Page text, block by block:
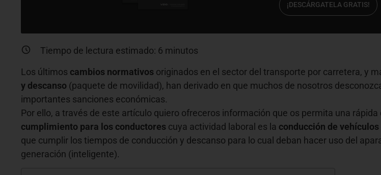
¡DESCÁRGATELA GRATIS!
Tiempo de lectura estimado: 6 minutos
Los últimos cambios normativos originados en el sector del transporte por carretera, y
y descanso (paquete de movilidad), han derivado en que muchos de nosotros
importantes sanciones económicas.
Por ello, a través de este artículo quiero ofreceros información que os permita una
cumplimiento para los conductores cuya actividad laboral es la conducción de
que cumplir los tiempos de conducción y descanso para lo cual deban hacer uso del
generación (inteligente).